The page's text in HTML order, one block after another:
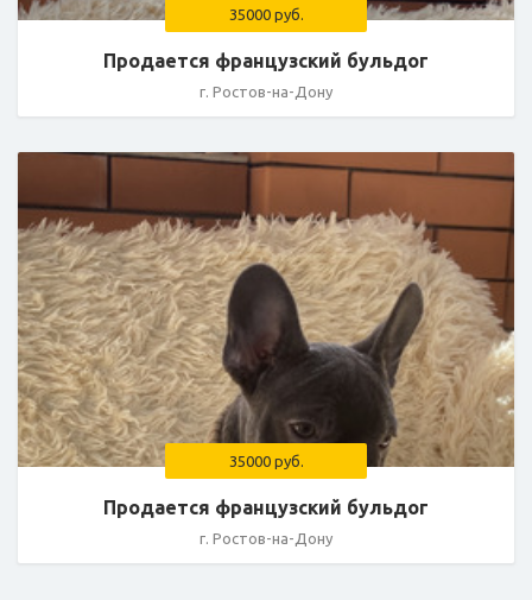
35000 руб.
Продается французский бульдог
г. Ростов-на-Дону
35000 руб.
Продается французский бульдог
г. Ростов-на-Дону